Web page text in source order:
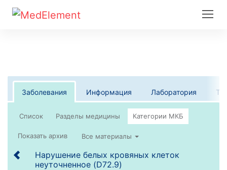
Заболевания Информация Лаборатория
Список
Все материалы
Нарушение белых кровяных клеток
неуточненное (D72.9)